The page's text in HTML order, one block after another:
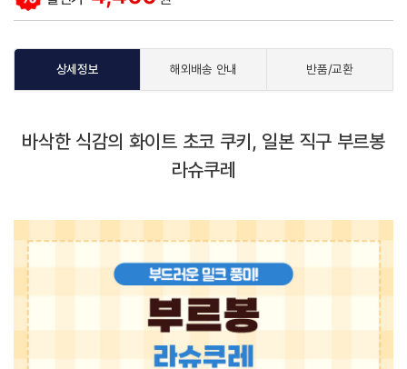
상세정보 해외배송 안내 반품/교환
바삭한 식감의 화이트 초코 쿠키, 일본 직구 부르봉
라슈쿠레